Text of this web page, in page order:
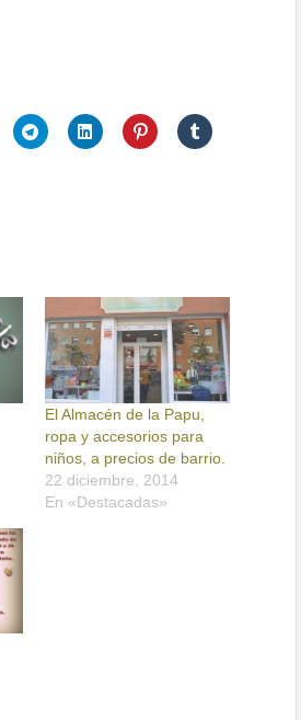
El Almacén de la Papu,
ropa y accesorios para
niños, a precios de barrio.
22 diciembre, 2014
En «Destacadas»